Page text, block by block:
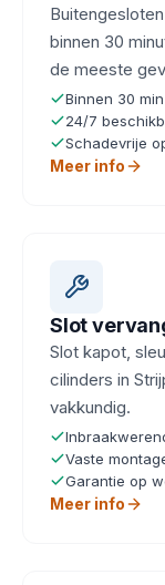
binnen 30
de meeste
Binnen 30 min
24/7
Schadevrije
Meer info
Slot
Slot kapot,
cilinders in
vakkundig.
Vaste
Garantie op
Meer info